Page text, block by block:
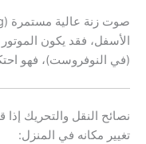
(في النوفروست)، فهو
نصائح النقل والتحريك
تغيير مكانه في المنزل: